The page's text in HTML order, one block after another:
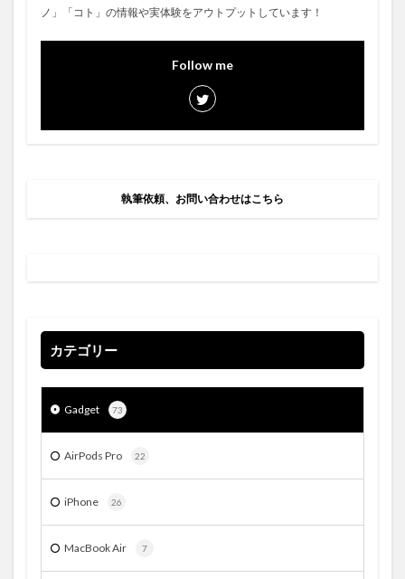
ノ」「コト」の情報や実体験をアウトプットしています！
Follow me
執筆依頼、お問い合わせはこちら
カテゴリー
Gadget 73
AirPods Pro 22
iPhone 26
MacBook Air 7